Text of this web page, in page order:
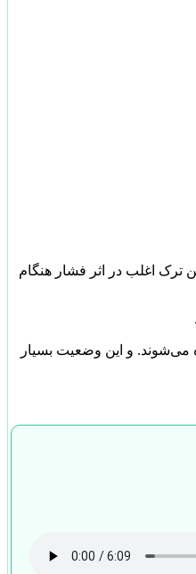
ترک اغلب در اثر فشار هنگام
و این وضعیت بسیار